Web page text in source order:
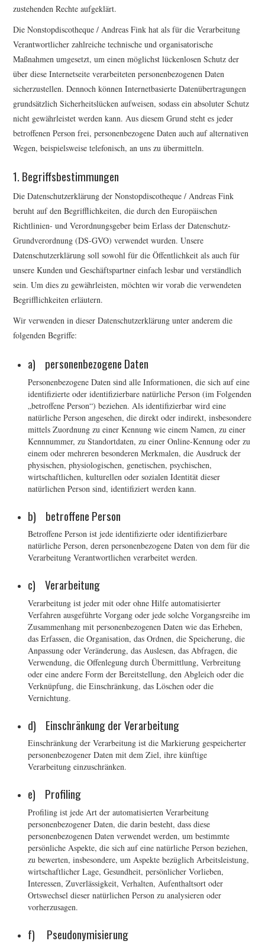
zustehenden Rechte aufgeklärt.
Die Nonstopdiscotheque / Andreas Fink hat als für die Verarbeitung
Verantwortlicher zahlreiche technische und organisatorische
Maßnahmen umgesetzt, um einen möglichst lückenlosen Schutz der
über diese Internetseite verarbeiteten personenbezogenen Daten
sicherzustellen. Dennoch können Internetbasierte Datenübertragungen
grundsätzlich Sicherheitslücken aufweisen, sodass ein absoluter Schutz
nicht gewährleistet werden kann. Aus diesem Grund steht es jeder
betroffenen Person frei, personenbezogene Daten auch auf alternativen
Wegen, beispielsweise telefonisch, an uns zu übermitteln.
1. Begriffsbestimmungen
Die Datenschutzerklärung der Nonstopdiscotheque / Andreas Fink
beruht auf den Begrifflichkeiten, die durch den Europäischen
Richtlinien- und Verordnungsgeber beim Erlass der Datenschutz-
Grundverordnung (DS-GVO) verwendet wurden. Unsere
Datenschutzerklärung soll sowohl für die Öffentlichkeit als auch für
unsere Kunden und Geschäftspartner einfach lesbar und verständlich
sein. Um dies zu gewährleisten, möchten wir vorab die verwendeten
Begrifflichkeiten erläutern.
Wir verwenden in dieser Datenschutzerklärung unter anderem die
folgenden Begriffe:
a) personenbezogene Daten
Personenbezogene Daten sind alle Informationen, die sich auf eine
identifizierte oder identifizierbare natürliche Person (im Folgenden
„betroffene Person“) beziehen. Als identifizierbar wird eine
natürliche Person angesehen, die direkt oder indirekt, insbesondere
mittels Zuordnung zu einer Kennung wie einem Namen, zu einer
Kennnummer, zu Standortdaten, zu einer Online-Kennung oder zu
einem oder mehreren besonderen Merkmalen, die Ausdruck der
physischen, physiologischen, genetischen, psychischen,
wirtschaftlichen, kulturellen oder sozialen Identität dieser
natürlichen Person sind, identifiziert werden kann.
b) betroffene Person
Betroffene Person ist jede identifizierte oder identifizierbare
natürliche Person, deren personenbezogene Daten von dem für die
Verarbeitung Verantwortlichen verarbeitet werden.
c) Verarbeitung
Verarbeitung ist jeder mit oder ohne Hilfe automatisierter
Verfahren ausgeführte Vorgang oder jede solche Vorgangsreihe im
Zusammenhang mit personenbezogenen Daten wie das Erheben,
das Erfassen, die Organisation, das Ordnen, die Speicherung, die
Anpassung oder Veränderung, das Auslesen, das Abfragen, die
Verwendung, die Offenlegung durch Übermittlung, Verbreitung
oder eine andere Form der Bereitstellung, den Abgleich oder die
Verknüpfung, die Einschränkung, das Löschen oder die
Vernichtung.
d) Einschränkung der Verarbeitung
Einschränkung der Verarbeitung ist die Markierung gespeicherter
personenbezogener Daten mit dem Ziel, ihre künftige
Verarbeitung einzuschränken.
e) Profiling
Profiling ist jede Art der automatisierten Verarbeitung
personenbezogener Daten, die darin besteht, dass diese
personenbezogenen Daten verwendet werden, um bestimmte
persönliche Aspekte, die sich auf eine natürliche Person beziehen,
zu bewerten, insbesondere, um Aspekte bezüglich Arbeitsleistung,
wirtschaftlicher Lage, Gesundheit, persönlicher Vorlieben,
Interessen, Zuverlässigkeit, Verhalten, Aufenthaltsort oder
Ortswechsel dieser natürlichen Person zu analysieren oder
vorherzusagen.
f) Pseudonymisierung